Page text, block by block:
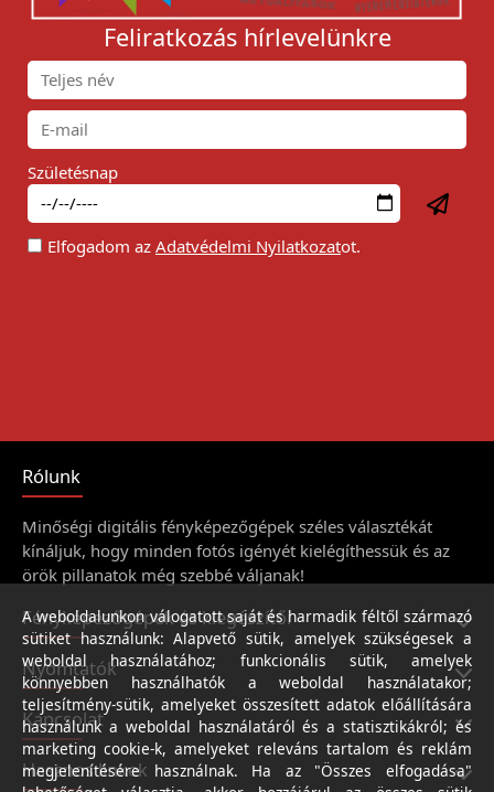
Feliratkozás hírlevelünkre
Születésnap
Elfogadom az Adatvédelmi Nyilatkozatot.
Rólunk
Minőségi digitális fényképezőgépek széles választékát
kínáljuk, hogy minden fotós igényét kielégíthessük és az
örök pillanatok még szebbé váljanak!
Fényképezőgépek és kiegészítői
Nyomtatók
Kapcsolat
Hasznos linkek
A weboldalunkon válogatott saját és harmadik féltől származó
sütiket használunk: Alapvető sütik, amelyek szükségesek a
weboldal használatához; funkcionális sütik, amelyek
könnyebben használhatók a weboldal használatakor;
teljesítmény-sütik, amelyeket összesített adatok előállítására
használunk a weboldal használatáról és a statisztikákról; és
marketing cookie-k, amelyeket releváns tartalom és reklám
megjelenítésére használnak. Ha az "Összes elfogadása"